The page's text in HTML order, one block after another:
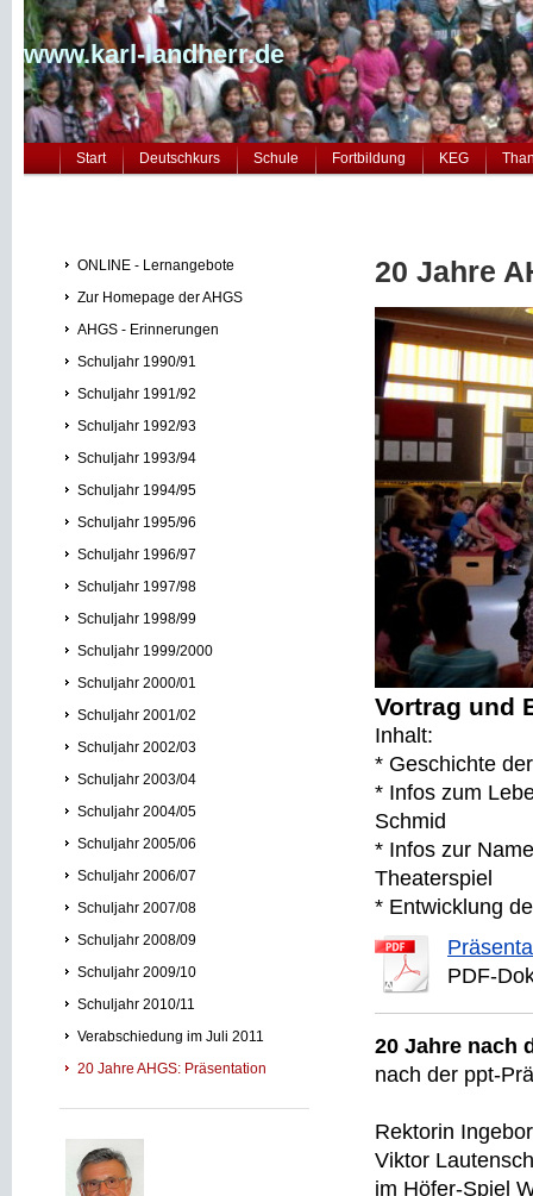
www.karl-landherr.de
Start Deutschkurs Schule Fortbildung KEG
ONLINE - Lernangebote
Zur Homepage der AHGS
AHGS - Erinnerungen
Schuljahr 1990/91
Schuljahr 1991/92
Schuljahr 1992/93
Schuljahr 1993/94
Schuljahr 1994/95
Schuljahr 1995/96
Schuljahr 1996/97
Schuljahr 1997/98
Schuljahr 1998/99
Schuljahr 1999/2000
Schuljahr 2000/01
Schuljahr 2001/02
Schuljahr 2002/03
Schuljahr 2003/04
Schuljahr 2004/05
Schuljahr 2005/06
Schuljahr 2006/07
Schuljahr 2007/08
Schuljahr 2008/09
Schuljahr 2009/10
Schuljahr 2010/11
Verabschiedung im Juli 2011
20 Jahre AHGS: Präsentation
20 Jahre
Vortrag und
Inhalt:
* Geschichte
* Infos zum
Schmid
* Infos zur
Theaterspiel
* Entwicklung
PDF-
20 Jahre nach
nach der ppt-
Rektorin
Viktor
im Höfer-Spiel